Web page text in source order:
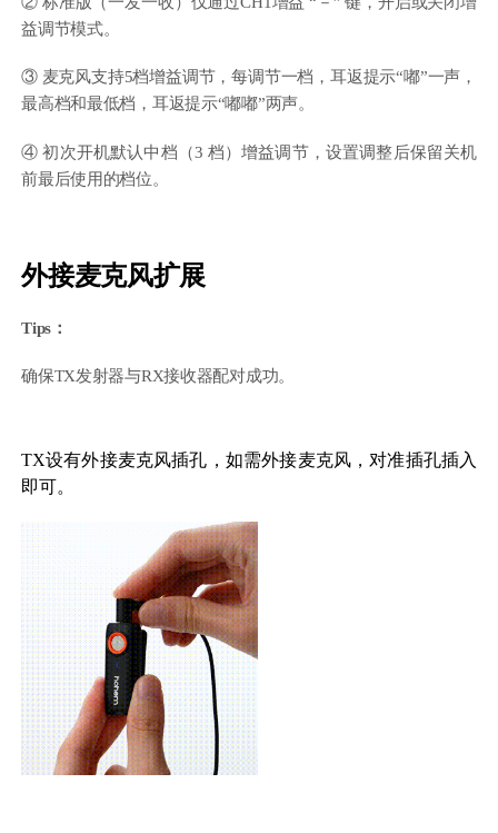
益调节模式。
③ 麦克风支持5档增益调节，每调节一档，耳返提示“嘟”一声，
最高档和最低档，耳返提示“嘟嘟”两声。
④ 初次开机默认中档（3 档）增益调节，设置调整后保留关机
前最后使用的档位。
外接麦克风扩展
Tips：
确保TX发射器与RX接收器配对成功。
TX设有外接麦克风插孔，如需外接麦克风，对准插孔插入
即可。